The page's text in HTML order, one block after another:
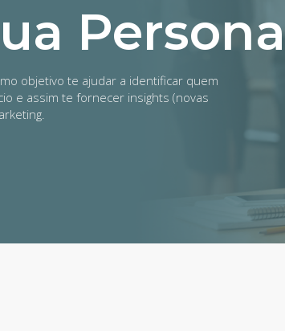
Persona
objetivo te ajudar a identificar quem
e assim te fornecer insights (novas